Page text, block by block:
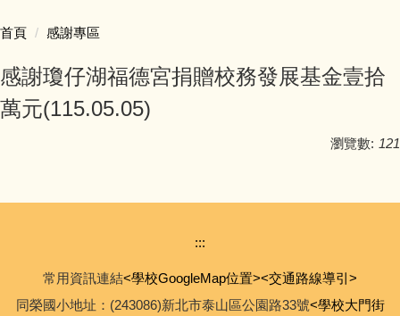
學校行事簡曆
公職人員利益迴避專區
首頁 感謝專區
感謝瓊仔湖福德宮捐贈校務發展基金壹拾
萬元(115.05.05)
瀏覽數: 121
:::
常用資訊連結<學校GoogleMap位置><交通路線導引>
同榮國小地址：(243086)新北市泰山區公園路33號<學校大門街